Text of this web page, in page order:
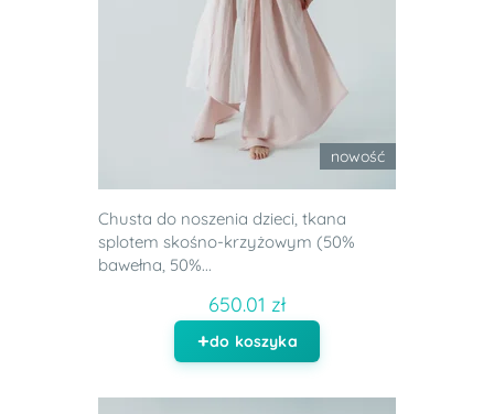
nowość
Chusta do noszenia dzieci, tkana
splotem skośno-krzyżowym (50%
bawełna, 50%...
650.01 zł
do koszyka